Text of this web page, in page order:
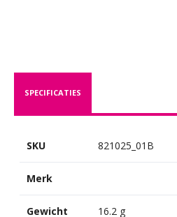
SPECIFICATIES
SKU 821025_01B
Merk
Gewicht 16.2 g